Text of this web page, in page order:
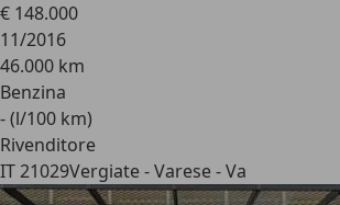
€ 148.000
11/2016
46.000 km
Benzina
- (l/100 km)
Rivenditore
IT 21029Vergiate - Varese - Va